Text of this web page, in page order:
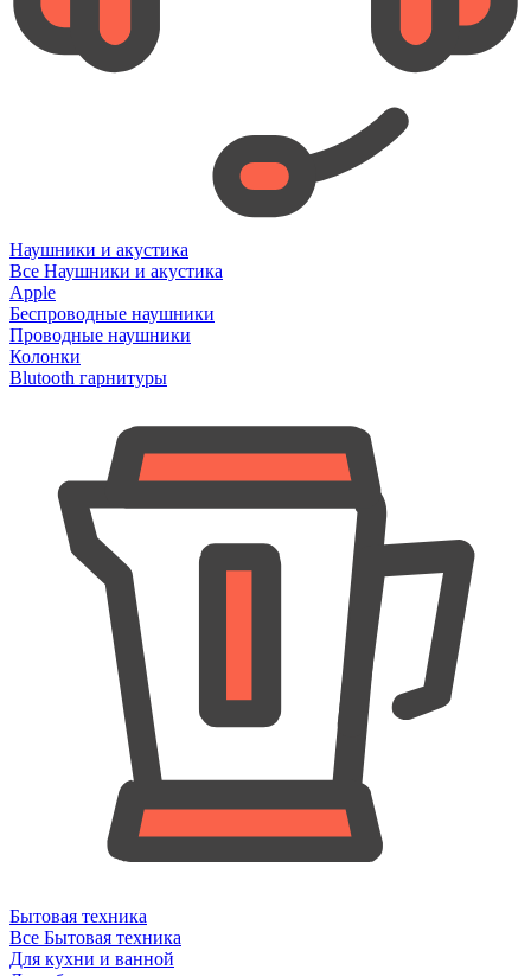
Наушники и акустика
Все Наушники и акустика
Apple
Беспроводные наушники
Проводные наушники
Колонки
Blutooth гарнитуры
Бытовая техника
Все Бытовая техника
Для кухни и ванной